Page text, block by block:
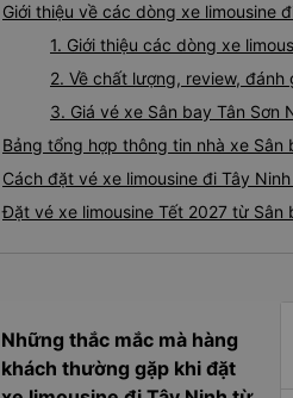
Giới thiệu về các dòng xe limousine
1. Giới thiệu các dòng xe
2. Về chất lượng, review, đánh
3. Giá vé xe Sân bay Tân Sơn
Bảng tổng hợp thông tin nhà xe Sân
Cách đặt vé xe limousine đi Tây
Đặt vé xe limousine Tết 2027 từ Sân
Những thắc mắc mà hàng
khách thường gặp khi đặt